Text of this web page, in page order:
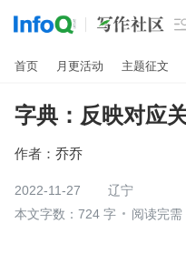
首页 月更活动 主题征文
字典：反映对应
作者： 乔乔
2022-11-27
辽宁
本文字数：724 字
阅读完需